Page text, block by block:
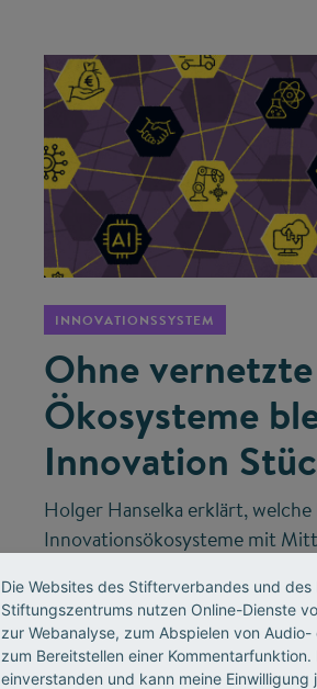
INNOVATIONSSYSTEM
Ohne vernetzte
Ökosysteme
Innovation
Holger Hanselka erklärt, welche
Innovationsökosysteme mit
spezialisierter KI und
Datenschätzen
werden kann.
Die Websites des Stifterverbandes und des
Stiftungszentrums nutzen Online-Dienste
zur Webanalyse, zum Abspielen von
zum Bereitstellen einer
einverstanden und kann meine Einwilligung